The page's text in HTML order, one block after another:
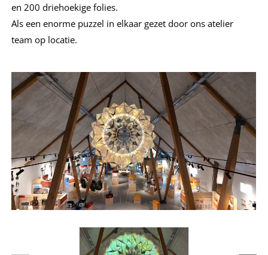
en 200 driehoekige folies.
Als een enorme puzzel in elkaar gezet door ons atelier
team op locatie.